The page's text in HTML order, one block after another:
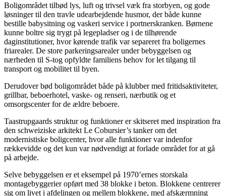
Boligområdet tilbød lys, luft og trivsel væk fra storbyen, og gode
løsninger til den travle udearbejdende husmor, der både kunne
bestille babysitning og vaskeri service i portnerskranken. Børnene
kunne boltre sig trygt på legepladser og i de tilhørende
daginstitutioner, hvor kørende trafik var separeret fra boligernes
friarealer. De store parkeringsarealer under bebyggelsen og
nærheden til S-tog opfyldte familiens behov for let tilgang til
transport og mobilitet til byen.
Derudover bød boligområdet både på klubber med fritidsaktiviteter,
grillbar, beboerhotel, vaske- og renseri, nærbutik og et
omsorgscenter for de ældre beboere.
Taastrupgaards struktur og funktioner er skitseret med inspiration fra
den schweiziske arkitekt Le Cobursier’s tanker om det
modernistiske boligcenter, hvor alle funktioner var indenfor
rækkevidde og det kun var nødvendigt at forlade området for at gå
på arbejde.
Selve bebyggelsen er et eksempel på 1970’ernes storskala
montagebyggerier opført med 38 blokke i beton. Blokkene centrerer
sig om livet i afdelingen og mellem blokkene, med afskærmning